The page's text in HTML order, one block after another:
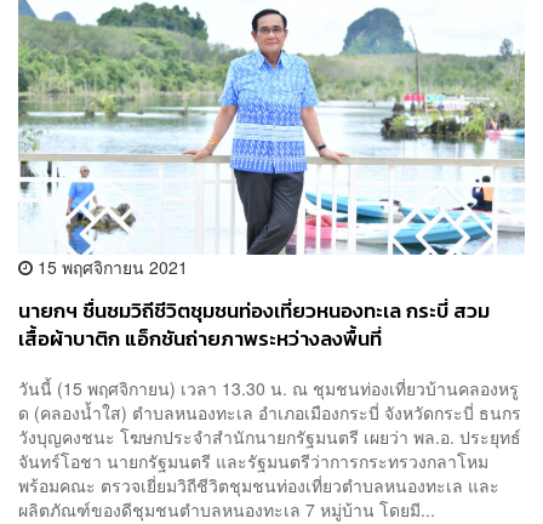
15 พฤศจิกายน 2021
นายกฯ ชื่นชมวิถีชีวิตชุมชนท่องเที่ยวหนองทะเล กระบี่ สวม
เสื้อผ้าบาติก แอ็กชันถ่ายภาพระหว่างลงพื้นที่
วันนี้ (15 พฤศจิกายน) เวลา 13.30 น. ณ ชุมชนท่องเที่ยวบ้านคลองหรู
ด (คลองน้ำใส) ตำบลหนองทะเล อำเภอเมืองกระบี่ จังหวัดกระบี่ ธนกร
วังบุญคงชนะ โฆษกประจำสำนักนายกรัฐมนตรี เผยว่า พล.อ. ประยุทธ์
จันทร์โอชา นายกรัฐมนตรี และรัฐมนตรีว่าการกระทรวงกลาโหม
พร้อมคณะ ตรวจเยี่ยมวิถีชีวิตชุมชนท่องเที่ยวตำบลหนองทะเล และ
ผลิตภัณฑ์ของดีชุมชนตำบลหนองทะเล 7 หมู่บ้าน โดยมี...